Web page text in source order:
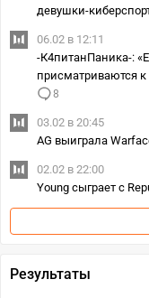
девушки-
06.02 в 12:11
-К4питанПаника-:
присматриваются к
8
03.02 в 20:45
AG выиграла
02.02 в 22:00
Young сыграет с
Результаты